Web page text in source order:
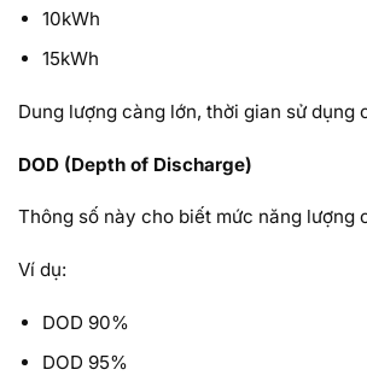
10kWh
15kWh
Dung lượng càng lớn, thời gian sử dụng
DOD (Depth of Discharge)
Thông số này cho biết mức năng lượng
Ví dụ:
DOD 90%
DOD 95%